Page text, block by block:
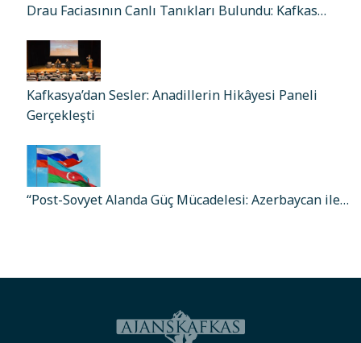
Drau Faciasının Canlı Tanıkları Bulundu: Kafkas…
Kafkasya’dan Sesler: Anadillerin Hikâyesi Paneli
Gerçekleşti
“Post-Sovyet Alanda Güç Mücadelesi: Azerbaycan ile…